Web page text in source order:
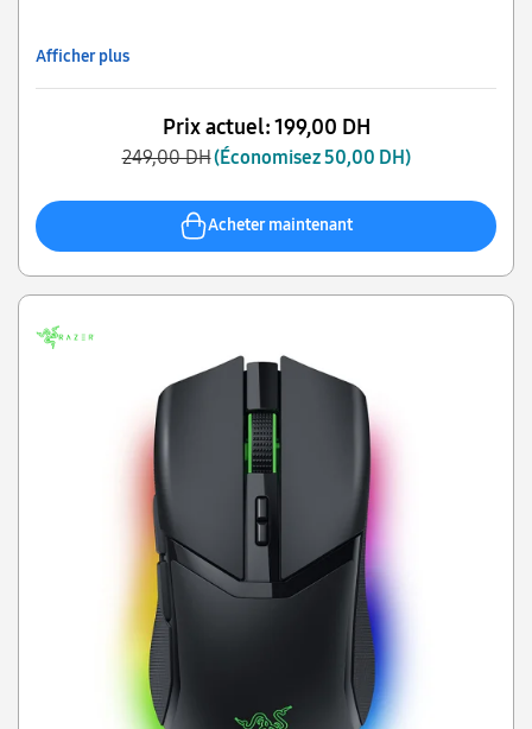
Afficher plus
Prix actuel:199,00 DH
249,00 DH(Économisez 50,00 DH)
Acheter maintenant